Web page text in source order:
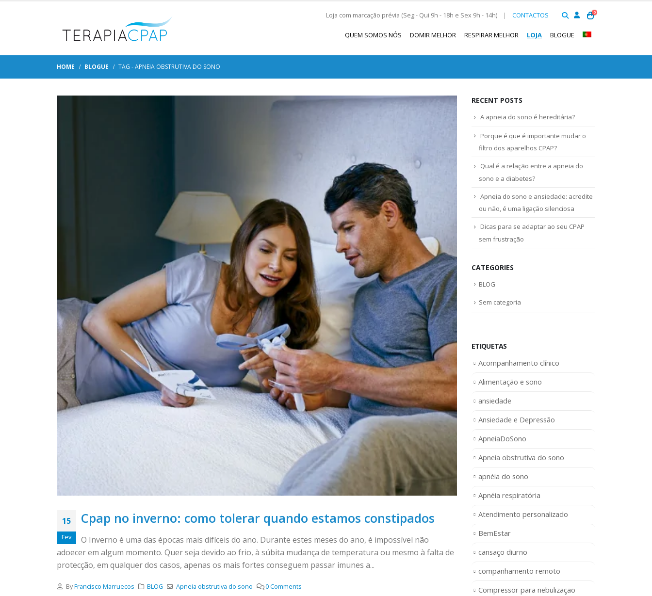
Loja com marcação prévia (Seg - Qui 9h - 18h e Sex 9h - 14h) | CONTACTOS 0
QUEM SOMOS NÓS DOMIR MELHOR RESPIRAR MELHOR LOJA BLOGUE
HOME BLOGUE TAG -APNEIA OBSTRUTIVA DO SONO
15
Fev
Cpap no inverno: como tolerar quando estamos constipados
O Inverno é uma das épocas mais difíceis do ano. Durante estes meses do ano, é impossível não
adoecer em algum momento. Quer seja devido ao frio, à súbita mudança de temperatura ou mesmo à falta de
protecção, em qualquer dos casos, apenas os mais fortes conseguem passar imunes a...
ByFrancisco Marruecos BLOG Apneia obstrutiva do sono 0 Comments
RECENT POSTS
A apneia do sono é hereditária?
Porque é que é importante mudar o
filtro dos aparelhos CPAP?
Qual é a relação entre a apneia do
sono e a diabetes?
Apneia do sono e ansiedade: acredite
ou não, é uma ligação silenciosa
Dicas para se adaptar ao seu CPAP
sem frustração
CATEGORIES
BLOG
Sem categoria
ETIQUETAS
Acompanhamento clínico
Alimentação e sono
ansiedade
Ansiedade e Depressão
ApneiaDoSono
Apneia obstrutiva do sono
apnéia do sono
Apnéia respiratória
Atendimento personalizado
BemEstar
cansaço diurno
companhamento remoto
Compressor para nebulização